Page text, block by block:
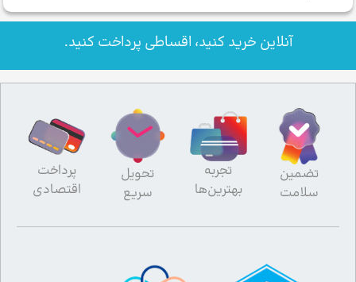
آنلاین خرید کنید، اقساطی پرداخت کنید.
تضمین
سلامت
تجربه
بهترین‌ها
تحویل
سریع
پرداخت
اقتصادی